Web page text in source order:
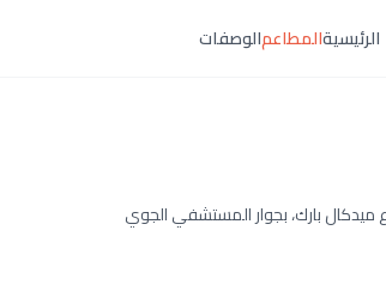
الرئيسيةالمطاعمالوصفات